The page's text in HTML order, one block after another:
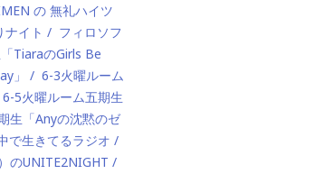
の 無礼ハイツ
ナイト
フィロソフ
TiaraのGirls Be
」
6-3火曜ルーム
6-5火曜ルーム五期生
生「Anyの沈黙のゼ
で生きてるラジオ
のUNITE2NIGHT